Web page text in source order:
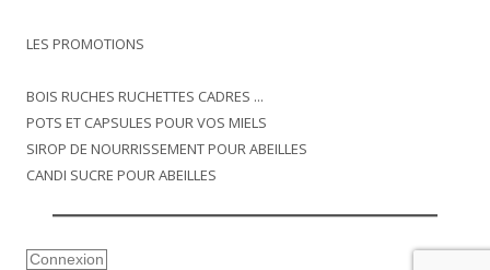
LES PROMOTIONS
BOIS RUCHES RUCHETTES CADRES ...
POTS ET CAPSULES POUR VOS MIELS
SIROP DE NOURRISSEMENT POUR ABEILLES
CANDI SUCRE POUR ABEILLES
Connexion